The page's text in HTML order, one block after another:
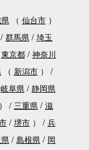
（ 仙台市）
群馬県
埼玉
東京都
神奈川
（ 新潟市）
岐阜県
静岡県
三重県
滋
堺市）
兵
島根県
岡